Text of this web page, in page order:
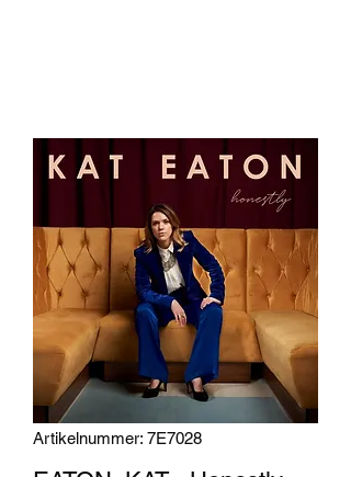
Artikelnummer: 7E7028